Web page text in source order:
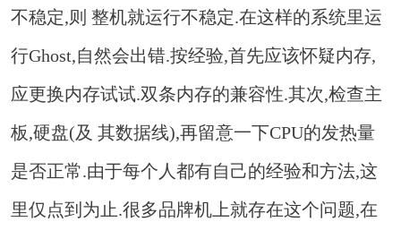
不稳定,则 整机就运行不稳定.在这样的系统里运
行Ghost,自然会出错.按经验,首先应该怀疑内存,
应更换内存试试.双条内存的兼容性.其次,检查主
板,硬盘(及 其数据线),再留意一下CPU的发热量
是否正常.由于每个人都有自己的经验和方法,这
里仅点到为止.很多品牌机上就存在这个问题,在